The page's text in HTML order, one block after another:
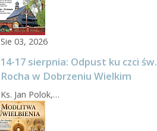
Sie 03, 2026
14-17 sierpnia: Odpust ku czci św.
Rocha w Dobrzeniu Wielkim
Ks. Jan Polok,…